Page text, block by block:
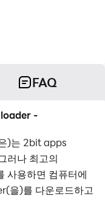
FAQ
-
)는 2bit apps
러나 최고의
사용하면 컴퓨터에
을)를 다운로드하고